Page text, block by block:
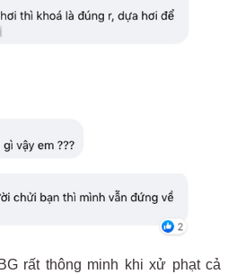
rất thông minh khi xử phạt cả